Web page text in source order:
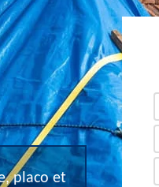
placo et